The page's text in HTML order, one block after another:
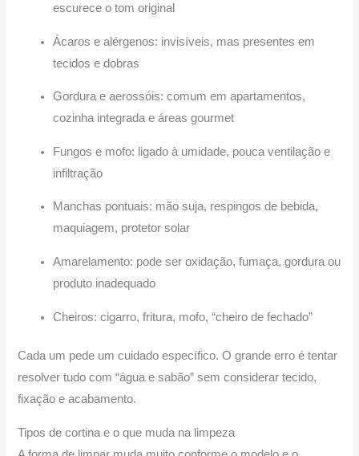
escurece o tom original
Ácaros e alérgenos: invisíveis, mas presentes em
tecidos e dobras
Gordura e aerossóis: comum em apartamentos,
cozinha integrada e áreas gourmet
Fungos e mofo: ligado à umidade, pouca ventilação e
infiltração
Manchas pontuais: mão suja, respingos de bebida,
maquiagem, protetor solar
Amarelamento: pode ser oxidação, fumaça, gordura ou
produto inadequado
Cheiros: cigarro, fritura, mofo, “cheiro de fechado”
Cada um pede um cuidado específico. O grande erro é tentar
resolver tudo com “água e sabão” sem considerar tecido,
fixação e acabamento.
Tipos de cortina e o que muda na limpeza